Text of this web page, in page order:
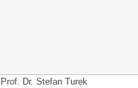
Prof. Dr. Stefan Turek